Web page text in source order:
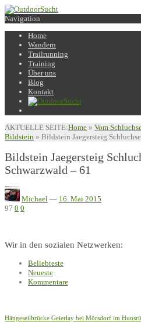
Navigation
Home
Wandern
Trailrunning
Training
Über uns
Blog
Kontakt
AKTUELLE SEITE:Home » Vom
Bildstein » Bildstein Jaegersteig
Bildstein Jaegersteig
Schwarzwald – 61
Michael — 16. Mai 2015
97 0 0
Wir in den sozialen Netzwerken:
Beliebteste
Neueste
Kommentare
Hängeseilbrücke Geierlay bei Mörsdorf im